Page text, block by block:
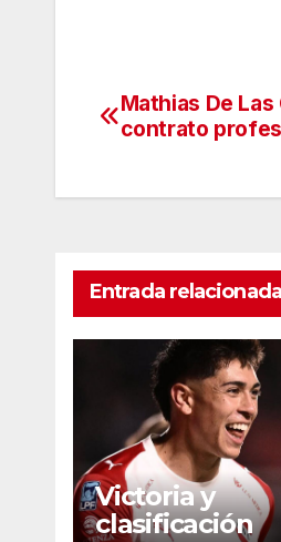
entradas
Mathias De
contrato
Entrada relacionada
Victoria y
clasificación